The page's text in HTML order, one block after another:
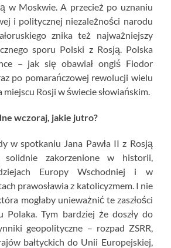
w Moskwie. A przecież po uznaniu
i politycznej niezależności narodu
znika też najważniejszy
sporu Polski z Rosją. Polska
– jak się obawiał ongiś Fiodor
po pomarańczowej rewolucji wielu
miejscu Rosji w świecie słowiańskim.
wczoraj, jakie jutro?
w spotkaniu Jana Pawła II z Rosją
solidnie zakorzenione w historii,
Europy Wschodniej i w
prawosławia z katolicyzmem. I nie
mogłaby unieważnić te zaszłości
Polaka. Tym bardziej że doszły do
geopolityczne – rozpad ZSRR,
bałtyckich do Unii Europejskiej,